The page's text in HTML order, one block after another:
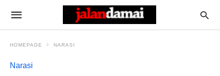
HOMEPAGE NARASI
Narasi